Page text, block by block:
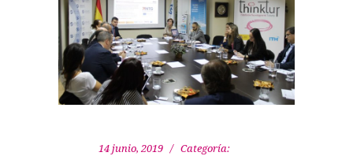
14 junio, 2019
Categoría: